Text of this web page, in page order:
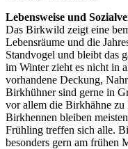
Lebensweise und
Das Birkwild zeigt eine
Lebensräume und die
Standvogel und bleibt das
im Winter zieht es nicht in
vorhandene Deckung,
Birkhühner sind gerne in
vor allem die Birkhähne zu
Birkhennen bleiben
Frühling treffen sich alle.
besonders gern am frühen